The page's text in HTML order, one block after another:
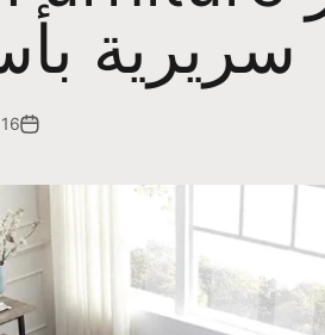
سريرية
16 مارس 2024